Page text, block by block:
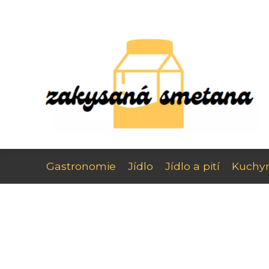
Gastronomie Jídlo Jídlo a pití